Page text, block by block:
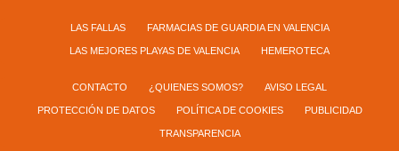
LAS FALLAS FARMACIAS DE GUARDIA EN VALENCIA
LAS MEJORES PLAYAS DE VALENCIA HEMEROTECA
CONTACTO ¿QUIENES SOMOS? AVISO LEGAL
PROTECCIÓN DE DATOS POLÍTICA DE COOKIES PUBLICIDAD
TRANSPARENCIA